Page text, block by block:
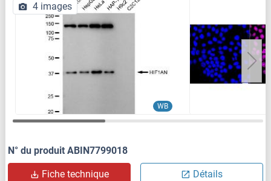
WB
4 images
N° du produit ABIN7799018
Fiche technique Détails